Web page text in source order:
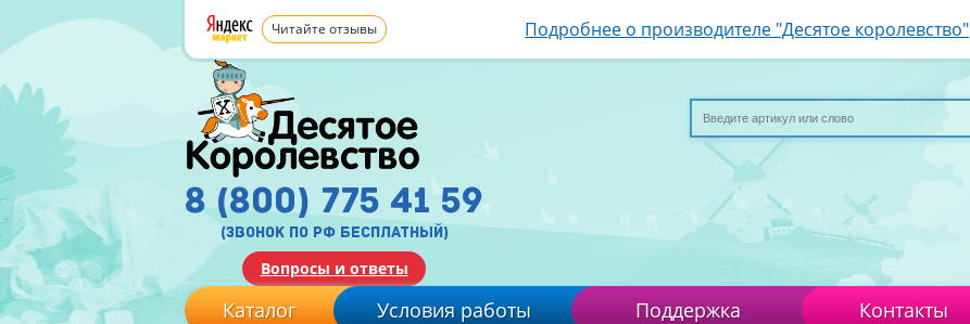
Читайте отзывы Подробнее о производителе "Десятое королевство"
8 (800) 775 41 59
(звонок по рф бесплатный)
Вопросы и ответы
Каталог Условия работы Поддержка Контакты